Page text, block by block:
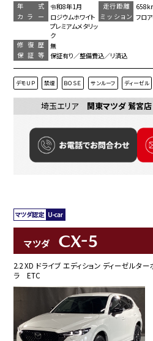
年 式 令和8年1月 走行距離
カラー
ロジウムホワイト
プレミアムメタリッ
ク
ミッション フロ
修復歴
無
保証等
保証有り／整備費込／リ済込
デモＵＰ 禁煙 ＢＯＳＥ サンルーフ ディーゼル
埼玉エリア 関東マツダ 鷲宮店
マツダ CX-5
2.2 XD ドライブ エディション ディーゼル
ラ ETC